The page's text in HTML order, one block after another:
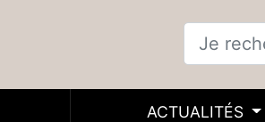
ACTUALITÉS